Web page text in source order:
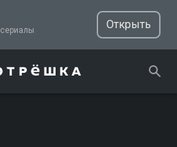
ТВ, фильмы и сериалы
Открыть